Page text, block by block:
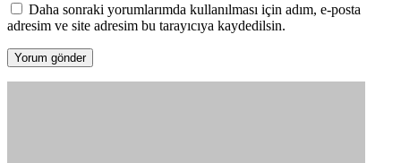
Daha sonraki yorumlarımda kullanılması için adım, e-posta
adresim ve site adresim bu tarayıcıya kaydedilsin.